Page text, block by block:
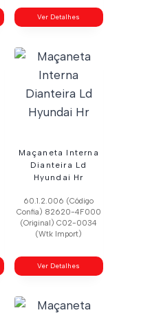
Ver Detalhes
Maçaneta Interna
Dianteira Ld
Hyundai Hr
60.1.2.006 (Código
Confia) 82620-4F000
(Original) C02-0034
(Wtk Import)
Ver Detalhes